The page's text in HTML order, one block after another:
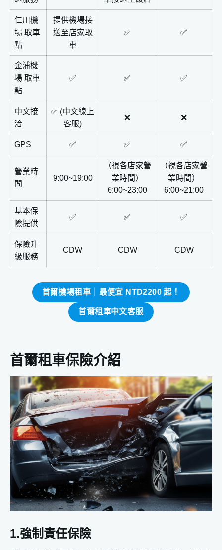
仁川機
場 取車
點
提供機場接
送至店家取
車
✅ ✅
金浦機
場 取車
點
✅ ✅ ✅
中文接
洽
✅ (中文線上
客服)
❌ ❌
GPS ✅ ✅ ✅
營業時
間
9:00~19:00
（視各店家營
業時間）
6:00~23:00
（視各店家營
業時間）
6:00~21:00
基本保
險提供
✅ ✅ ✅
保險升
級服務
CDW CDW CDW
首爾機場租車｜最便宜 NTD2200 起！
首爾租車中文客服
首爾租車保險介紹
1.強制責任保險